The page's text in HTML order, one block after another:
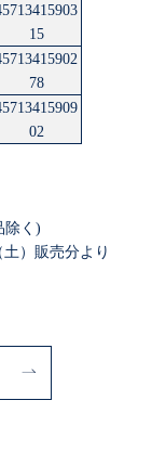
15
78
02
除く)
土）販売分より